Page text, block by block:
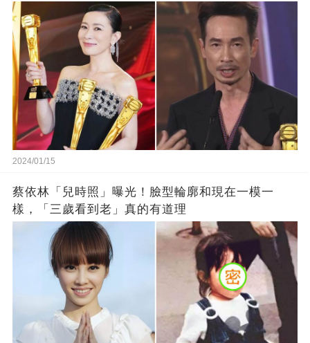
2024/01/15
蔡依林「兒時照」曝光！臉型輪廓和現在一模一
樣，「三歲看到老」真的有道理